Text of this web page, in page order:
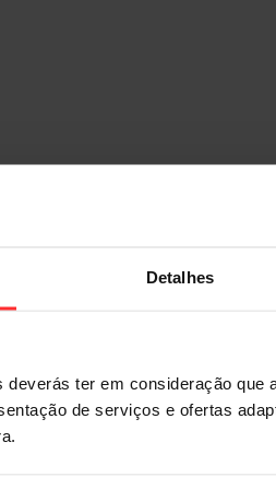
Detalhes
ter em consideração que
de serviços e ofertas